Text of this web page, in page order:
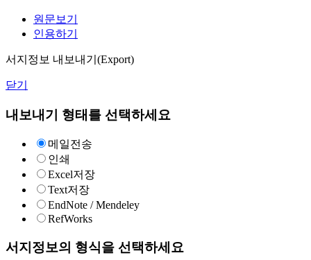
원문보기
인용하기
서지정보 내보내기(Export)
닫기
내보내기 형태를 선택하세요
메일전송
인쇄
Excel저장
Text저장
EndNote / Mendeley
RefWorks
서지정보의 형식을 선택하세요